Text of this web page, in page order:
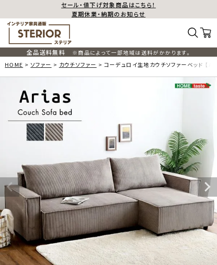
セール・値下げ対象商品はこちら！
夏期休業・納期のお知らせ
全品送料無料
※商品によって一部地域は送料がかかります。
HOME
ソファー カウチソファー コーデュロイ生地カウチソファーベッド 【